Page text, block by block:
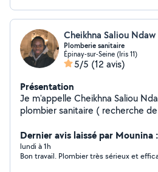
Cheikhna Saliou Ndaw
Plomberie sanitaire
Épinay-sur-Seine (Iris 11)
5/5 (12 avis)
Présentation
Je m'appelle Cheikhna Saliou
plombier sanitaire ( recherche
moment.
Dernier avis laissé par Mounina
lundi à 1h